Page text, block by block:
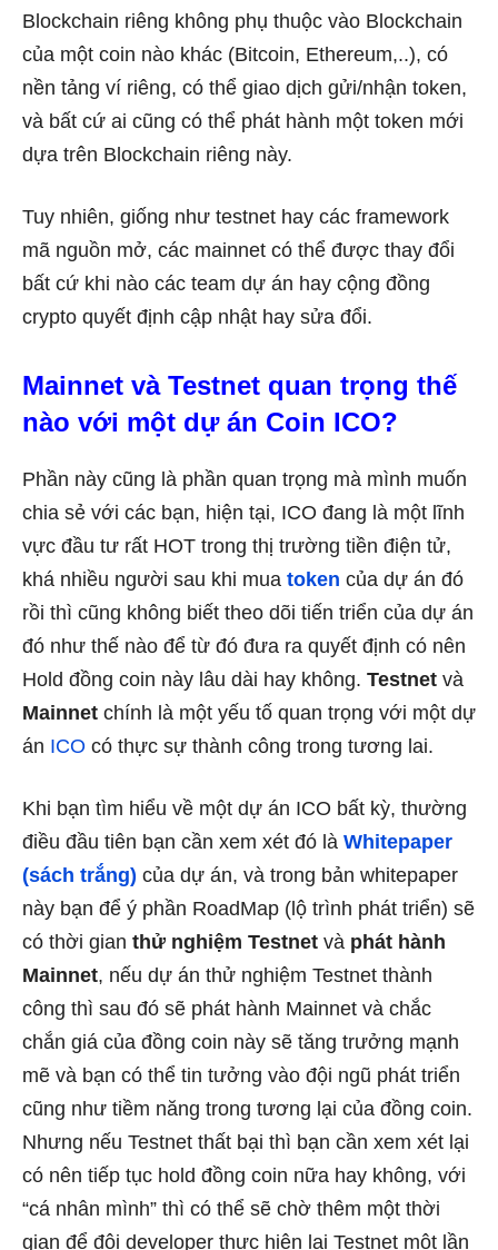
Blockchain riêng không phụ thuộc vào Blockchain
của một coin nào khác (Bitcoin, Ethereum,..), có
nền tảng ví riêng, có thể giao dịch gửi/nhận token,
và bất cứ ai cũng có thể phát hành một token mới
dựa trên Blockchain riêng này.
Tuy nhiên, giống như testnet hay các framework
mã nguồn mở, các mainnet có thể được thay đổi
bất cứ khi nào các team dự án hay cộng đồng
crypto quyết định cập nhật hay sửa đổi.
Mainnet và Testnet quan trọng thế
nào với một dự án Coin ICO?
Phần này cũng là phần quan trọng mà mình muốn
chia sẻ với các bạn, hiện tại, ICO đang là một lĩnh
vực đầu tư rất HOT trong thị trường tiền điện tử,
khá nhiều người sau khi mua token của dự án đó
rồi thì cũng không biết theo dõi tiến triển của dự án
đó như thế nào để từ đó đưa ra quyết định có nên
Hold đồng coin này lâu dài hay không. Testnet và
Mainnet chính là một yếu tố quan trọng với một dự
án ICO có thực sự thành công trong tương lai.
Khi bạn tìm hiểu về một dự án ICO bất kỳ, thường
điều đầu tiên bạn cần xem xét đó là Whitepaper
(sách trắng) của dự án, và trong bản whitepaper
này bạn để ý phần RoadMap (lộ trình phát triển) sẽ
có thời gian thử nghiệm Testnet và phát hành
Mainnet, nếu dự án thử nghiệm Testnet thành
công thì sau đó sẽ phát hành Mainnet và chắc
chắn giá của đồng coin này sẽ tăng trưởng mạnh
mẽ và bạn có thể tin tưởng vào đội ngũ phát triển
cũng như tiềm năng trong tương lại của đồng coin.
Nhưng nếu Testnet thất bại thì bạn cần xem xét lại
có nên tiếp tục hold đồng coin nữa hay không, với
“cá nhân mình” thì có thể sẽ chờ thêm một thời
gian để đội developer thực hiện lại Testnet một lần